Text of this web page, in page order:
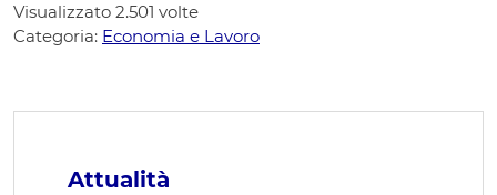
Visualizzato 2.501 volte
Categoria: Economia e Lavoro
Attualità